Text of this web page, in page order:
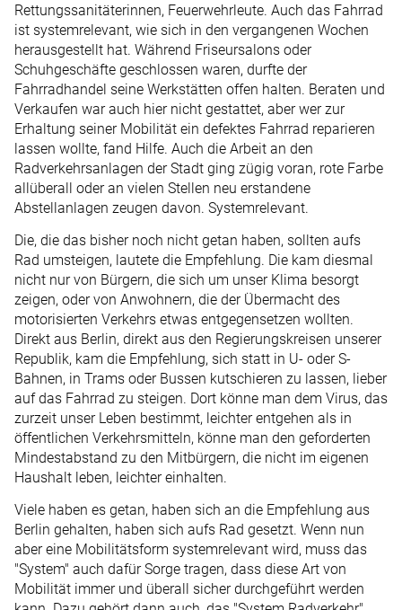
Rettungssanitäterinnen, Feuerwehrleute. Auch das Fahrrad
ist systemrelevant, wie sich in den vergangenen Wochen
herausgestellt hat. Während Friseursalons oder
Schuhgeschäfte geschlossen waren, durfte der
Fahrradhandel seine Werkstätten offen halten. Beraten und
Verkaufen war auch hier nicht gestattet, aber wer zur
Erhaltung seiner Mobilität ein defektes Fahrrad reparieren
lassen wollte, fand Hilfe. Auch die Arbeit an den
Radverkehrsanlagen der Stadt ging zügig voran, rote Farbe
allüberall oder an vielen Stellen neu erstandene
Abstellanlagen zeugen davon. Systemrelevant.
Die, die das bisher noch nicht getan haben, sollten aufs
Rad umsteigen, lautete die Empfehlung. Die kam diesmal
nicht nur von Bürgern, die sich um unser Klima besorgt
zeigen, oder von Anwohnern, die der Übermacht des
motorisierten Verkehrs etwas entgegensetzen wollten.
Direkt aus Berlin, direkt aus den Regierungskreisen unserer
Republik, kam die Empfehlung, sich statt in U- oder S-
Bahnen, in Trams oder Bussen kutschieren zu lassen, lieber
auf das Fahrrad zu steigen. Dort könne man dem Virus, das
zurzeit unser Leben bestimmt, leichter entgehen als in
öffentlichen Verkehrsmitteln, könne man den geforderten
Mindestabstand zu den Mitbürgern, die nicht im eigenen
Haushalt leben, leichter einhalten.
Viele haben es getan, haben sich an die Empfehlung aus
Berlin gehalten, haben sich aufs Rad gesetzt. Wenn nun
aber eine Mobilitätsform systemrelevant wird, muss das
"System" auch dafür Sorge tragen, dass diese Art von
Mobilität immer und überall sicher durchgeführt werden